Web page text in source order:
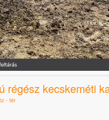
régész kecskeméti
- tér